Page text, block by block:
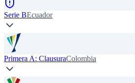
Serie BEcuador
Primera A: ClausuraColombia